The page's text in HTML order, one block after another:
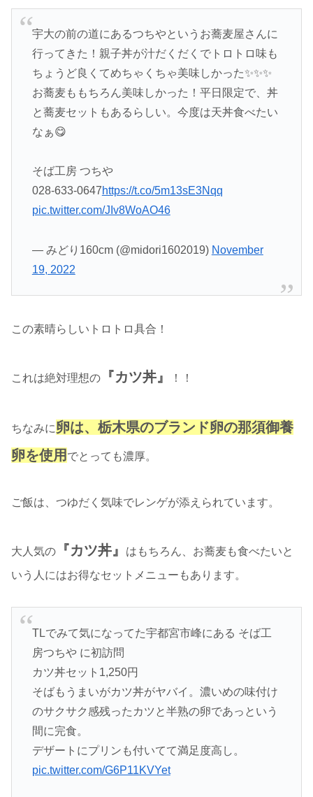
宇大の前の道にあるつちやというお蕎麦屋さんに
行ってきた！親子丼が汁だくだくでトロトロ味も
ちょうど良くてめちゃくちゃ美味しかった✨✨✨
お蕎麦ももちろん美味しかった！平日限定で、丼
と蕎麦セットもあるらしい。今度は天丼食べたい
なぁ😋
そば工房 つちや
028-633-0647https://t.co/5m13sE3Nqq
pic.twitter.com/JIv8WoAO46
— みどり160cm (@midori1602019) November
19, 2022
この素晴らしいトロトロ具合！
これは絶対理想の 『カツ丼』 ！！
ちなみに卵は、栃木県のブランド卵の那須御養
卵を使用 でとっても濃厚。
ご飯は、つゆだく気味でレンゲが添えられています。
大人気の 『カツ丼』
はもちろん、お蕎麦も食べたいと
いう人にはお得なセットメニューもあります。
TLでみて気になってた宇都宮市峰にある そば工
房つちや に初訪問
カツ丼セット1,250円
そばもうまいがカツ丼がヤバイ。濃いめの味付け
のサクサク感残ったカツと半熟の卵であっという
間に完食。
デザートにプリンも付いてて満足度高し。
pic.twitter.com/G6P11KVYet